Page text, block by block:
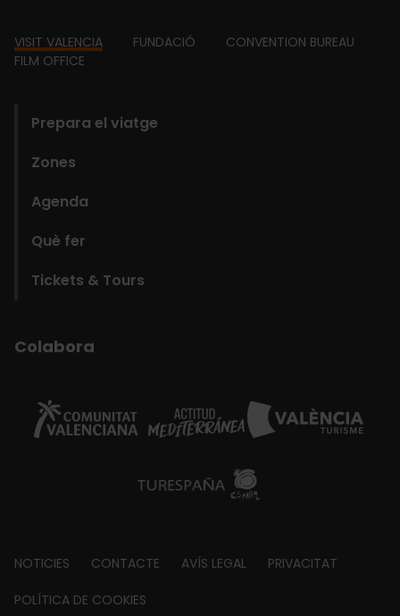
Footer
VISIT VALENCIA FUNDACIÓ
CONVENTION BUREAU
FILM OFFICE
Prepara el viatge
Zones
Agenda
Què fer
Tickets & Tours
Colabora
Footer
about
NOTICIES CONTACTE AVÍS LEGAL PRIVACITAT
POLÍTICA DE COOKIES